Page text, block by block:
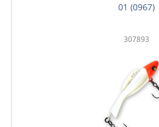
01 (0967)
307893